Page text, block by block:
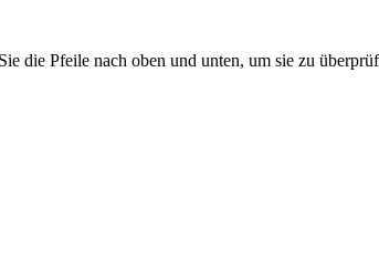
die Pfeile nach oben und unten, um sie zu